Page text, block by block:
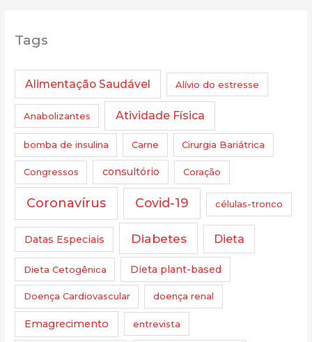
Tags
Alimentação Saudável Alívio do estresse
Anabolizantes Atividade Física
bomba de insulina Carne Cirurgia Bariátrica
Congressos consultório Coração
Coronavírus Covid-19 células-tronco
Datas Especiais Diabetes Dieta
Dieta Cetogênica Dieta plant-based
Doença Cardiovascular doença renal
Emagrecimento entrevista